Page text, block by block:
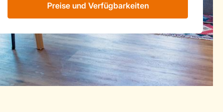
Preise und Verfügbarkeiten